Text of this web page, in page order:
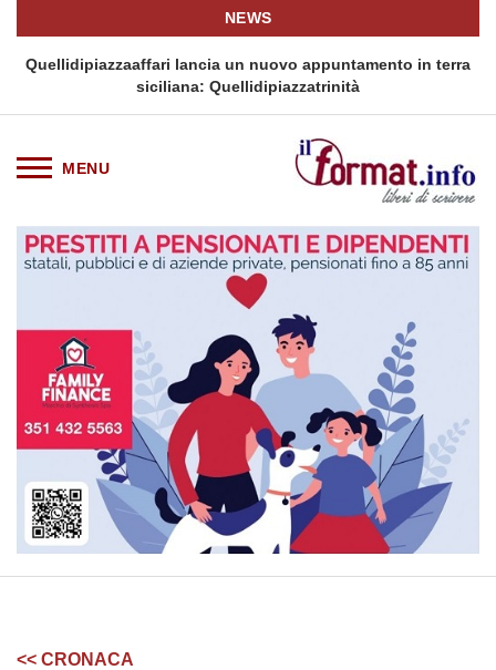
NEWS
Quellidipiazzaaffari lancia un nuovo appuntamento in terra
siciliana: Quellidipiazzatrinità
<< CRONACA